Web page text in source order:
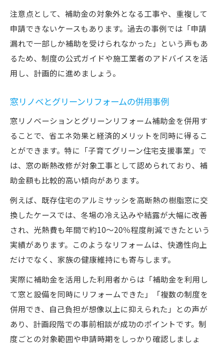
注意点として、補助金の対象外となる工事や、重複して
申請できないケースもあります。過去の事例では「申請
漏れで一部しか補助を受けられなかった」という声もあ
るため、制度の公式ガイドや施工業者のアドバイスを活
用し、計画的に進めましょう。
窓リノベとグリーンリフォームの併用事例
窓リノベーションとグリーンリフォーム補助金を併用す
ることで、省エネ効果と経済的メリットを同時に得るこ
とができます。特に「子育てグリーン住宅支援事業」で
は、窓の断熱改修が対象工事として認められており、補
助金額も比較的高い傾向があります。
例えば、既存住宅のアルミサッシを高断熱の樹脂窓に交
換したケースでは、冬場の冷え込みや結露が大幅に改善
され、光熱費も年間で約10～20％程度削減できたという
実績があります。このようなリフォームは、快適性向上
だけでなく、家族の健康維持にも寄与します。
実際に補助金を活用した利用者からは「補助金を利用し
て窓と設備を同時にリフォームできた」「複数の制度を
併用でき、自己負担が想像以上に抑えられた」との声が
あり、計画段階での事前相談が成功のポイントです。制
度ごとの対象範囲や申請時期をしっかり確認しましょ